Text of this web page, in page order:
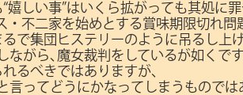
嬉しい事”はいくら拡がっても其処に
・不二家を始めとする賞味期限切れ問
で集団ヒステリーのように吊るし上げ
がら､魔女裁判をしているが如くです
るべきではありますが､
ってどうにかなってしまうものでは